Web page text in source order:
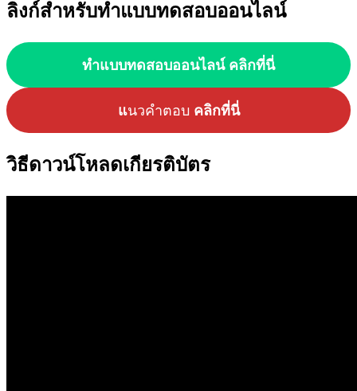
ลิงก์สำหรับทำแบบทดสอบออนไลน์
ทำแบบทดสอบออนไลน์ คลิกที่นี่
แนวคำตอบคลิกที่นี่
วิธีดาวน์โหลดเกียรติบัตร